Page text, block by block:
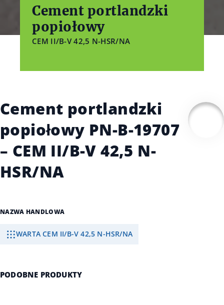
Cement portlandzki
popiołowy
CEM II/B-V 42,5 N-HSR/NA
Cement portlandzki
popiołowy PN-B-19707
– CEM II/B-V 42,5 N-
HSR/NA
NAZWA HANDLOWA
WARTA CEM II/B-V 42,5 N-HSR/NA
PODOBNE PRODUKTY